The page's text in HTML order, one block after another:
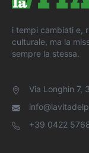
i tempi cambiati e,
culturale, ma la
sempre la stessa.
Via Longhin 7,
+39 0422